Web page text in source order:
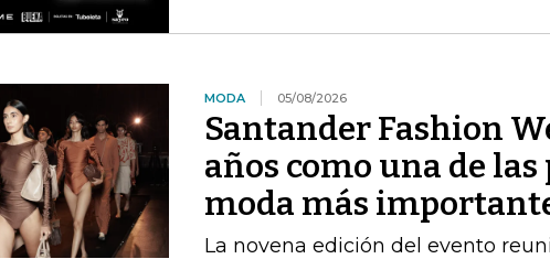
MODA 05/08/2026
Santander Fashion
años como una de
moda más
La novena edición del evento